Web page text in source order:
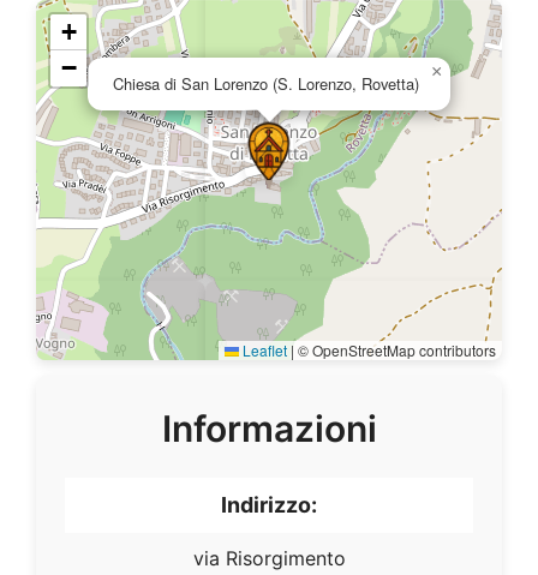
Chiesa di San Lorenzo (S. Lorenzo, Rovetta)
×
+
−
Leaflet | © OpenStreetMap contributors
Informazioni
Indirizzo:
via Risorgimento